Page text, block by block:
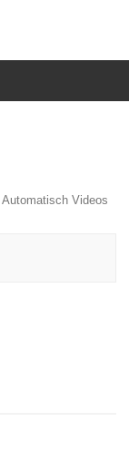
Automatisch Videos